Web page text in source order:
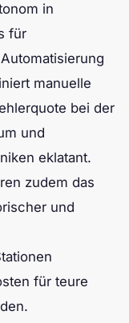
in
für
manuelle
bei der
und
eklatant.
zudem das
und
für teure